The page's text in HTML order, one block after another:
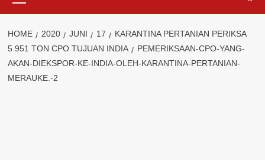
HOME 2020 JUNI 17
KARANTINA PERTANIAN PERIKSA
5.951 TON CPO TUJUAN INDIA
PEMERIKSAAN-CPO-YANG-
AKAN-DIEKSPOR-KE-INDIA-OLEH-KARANTINA-PERTANIAN-
MERAUKE.-2